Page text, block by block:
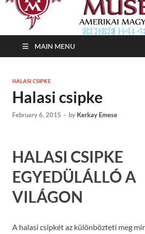
MAIN MENU
HALASI CSIPKE
Halasi csipke
February 6, 2015 - by Kerkay Emese
HALASI CSIPKE
EGYEDÜLÁLLÓ A
VILÁGON
A halasi csipkét az különbözteti meg